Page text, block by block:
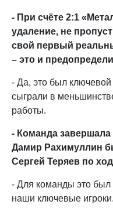
- При счёте 2:1
удаление, не
свой первый
– это и
- Да, это был
сыграли в
работы.
- Команда
Дамир Рахимуллин
Сергей Теряев по
- Для команды это был
наши ключевые